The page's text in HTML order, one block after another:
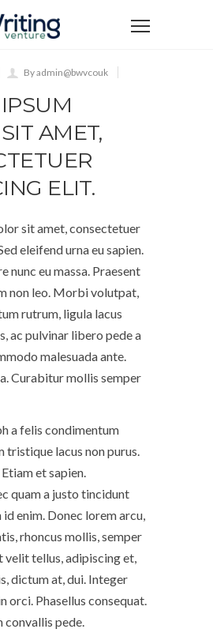
By admin@bwvcouk
AMET,
ELIT.
sit amet, consectetuer
eleifend urna eu sapien.
nunc eu massa. Praesent
non leo. Morbi volutpat,
rutrum, ligula lacus
ac pulvinar libero pede a
malesuada ante.
Curabitur mollis semper
a felis condimentum
tristique lacus non purus.
et sapien.
quam a justo tincidunt
id enim. Donec lorem arcu,
rhoncus mollis, semper
velit tellus, adipiscing et,
dictum at, dui. Integer
orci. Phasellus consequat.
convallis pede.